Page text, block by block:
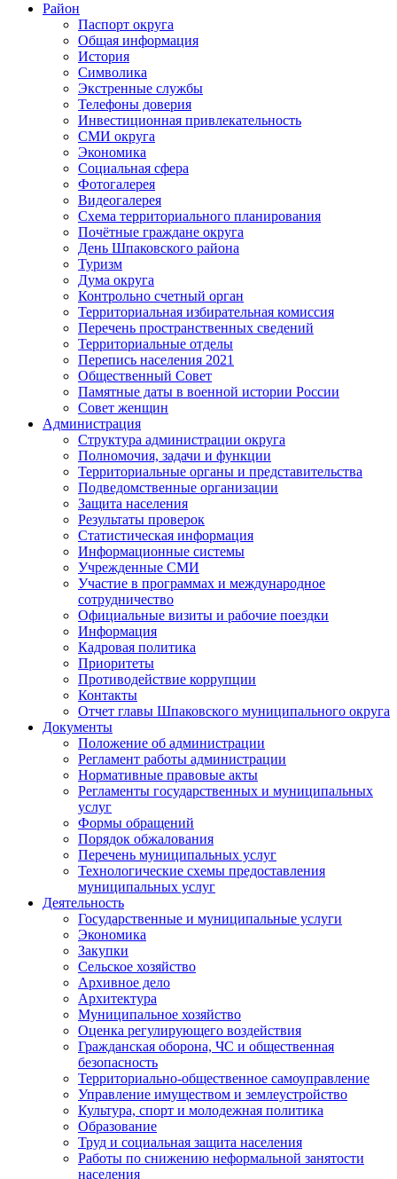
Район
Паспорт округа
Общая информация
История
Символика
Экстренные службы
Телефоны доверия
Инвестиционная привлекательность
СМИ округа
Экономика
Социальная сфера
Фотогалерея
Видеогалерея
Схема территориального планирования
Почётные граждане округа
День Шпаковского района
Туризм
Дума округа
Контрольно счетный орган
Территориальная избирательная комиссия
Перечень пространственных сведений
Территориальные отделы
Перепись населения 2021
Общественный Совет
Памятные даты в военной истории России
Совет женщин
Администрация
Структура администрации округа
Полномочия, задачи и функции
Территориальные органы и представительства
Подведомственные организации
Защита населения
Результаты проверок
Статистическая информация
Информационные системы
Учрежденные СМИ
Участие в программах и международное
сотрудничество
Официальные визиты и рабочие поездки
Информация
Кадровая политика
Приоритеты
Противодействие коррупции
Контакты
Отчет главы Шпаковского муниципального округа
Документы
Положение об администрации
Регламент работы администрации
Нормативные правовые акты
Регламенты государственных и муниципальных
услуг
Формы обращений
Порядок обжалования
Перечень муниципальных услуг
Технологические схемы предоставления
муниципальных услуг
Деятельность
Государственные и муниципальные услуги
Экономика
Закупки
Сельское хозяйство
Архивное дело
Архитектура
Муниципальное хозяйство
Оценка регулирующего воздействия
Гражданская оборона, ЧС и общественная
безопасность
Территориально-общественное самоуправление
Управление имуществом и землеустройство
Культура, спорт и молодежная политика
Образование
Труд и социальная защита населения
Работы по снижению неформальной занятости
населения